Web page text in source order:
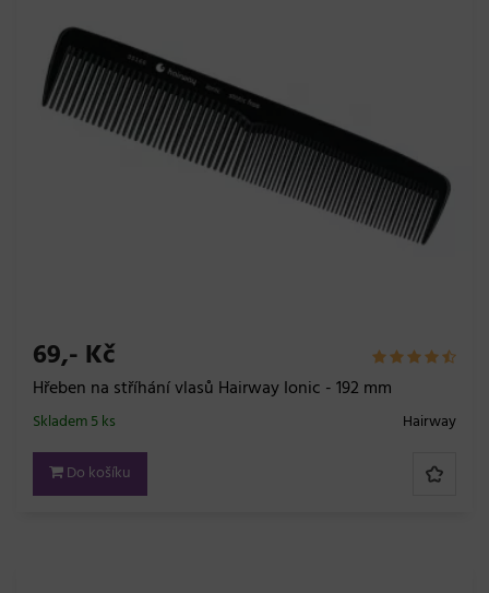
69,- Kč
Hřeben na stříhání vlasů Hairway Ionic - 192 mm
Hairway
Skladem 5 ks
Do košíku